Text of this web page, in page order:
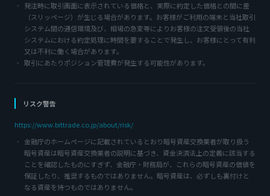
発注時に取引画面に表示されている価格と、実際に約定した価格との間に差
（スリッページ）が生じる場合があります。お客様がご利用の端末と当社取引
システム間の通信環境及び、相場の急変等によりお客様の注文受領後の当社
システムにおける約定処理に時間を要することで発生し、お客様にとって有利
又は不利に働く場合があります。
取引にあたりポジション管理費が発生する可能性があります。
リスク警告
https://www.bittrade.co.jp/about/risk/
金融庁のホームページに記載されているとおり暗号資産交換業者が取り扱う
暗号資産は暗号資産交換業者の説明に基づき、資金決済法上の定義に該当する
ことを確認したものにすぎず、金融庁・財務局が、これらの暗号資産の価値を
保証したり、推奨するものではありません。暗号資産は、必ずしも裏付けと
なる資産を持つものではありません。